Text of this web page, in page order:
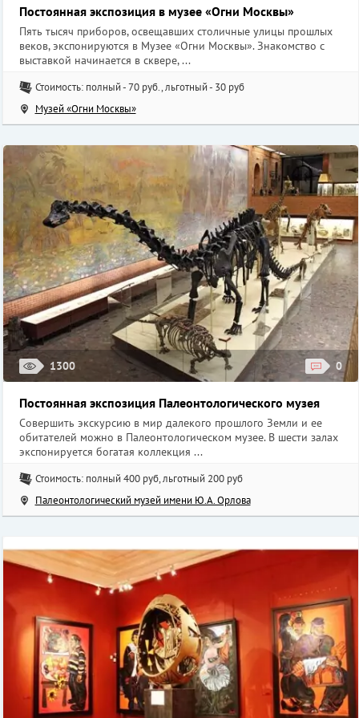
Постоянная экспозиция в музее «Огни Москвы»
Пять тысяч приборов, освещавших столичные улицы прошлых
веков, экспонируются в Музее «Огни Москвы». Знакомство с
выставкой начинается в сквере, ...
Стоимость: полный - 70 руб., льготный - 30 руб
Музей «Огни Москвы»
1300 0
Постоянная экспозиция Палеонтологического музея
Совершить экскурсию в мир далекого прошлого Земли и ее
обитателей можно в Палеонтологическом музее. В шести залах
экспонируется богатая коллекция ...
Стоимость: полный 400 руб, льготный 200 руб
Палеонтологический музей имени Ю.А. Орлова